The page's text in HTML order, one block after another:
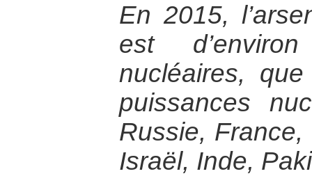
En 2015,
est
nucléaires,
puissances
Russie,
Israël, Inde,